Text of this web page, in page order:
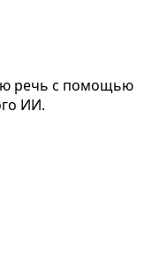
речь с помощью
ИИ.